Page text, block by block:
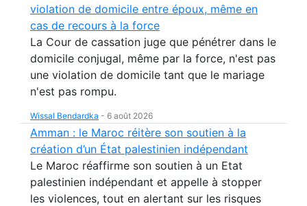
violation de domicile entre époux, même en
cas de recours à la force
La Cour de cassation juge que pénétrer dans le
domicile conjugal, même par la force, n'est pas
une violation de domicile tant que le mariage
n'est pas rompu.
Wissal Bendardka - 6 août 2026
Amman : le Maroc réitère son soutien à la
création d’un État palestinien indépendant
Le Maroc réaffirme son soutien à un Etat
palestinien indépendant et appelle à stopper
les violences, tout en alertant sur les risques